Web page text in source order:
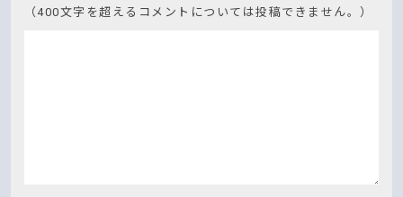
（400文字を超えるコメントについては投稿できません。）